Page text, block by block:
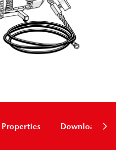
Properties Downloads